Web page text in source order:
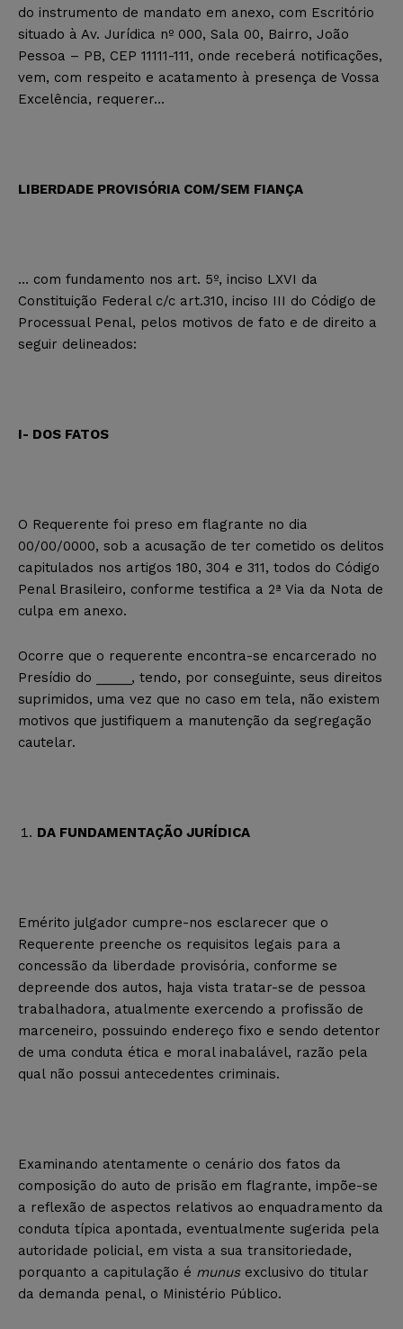
do instrumento de mandato em anexo, com Escritório
situado à Av. Jurídica nº 000, Sala 00, Bairro, João
Pessoa – PB, CEP 11111-111, onde receberá notificações,
vem, com respeito e acatamento à presença de Vossa
Excelência, requerer…
LIBERDADE PROVISÓRIA COM/SEM FIANÇA
… com fundamento nos art. 5º, inciso LXVI da
Constituição Federal c/c art.310, inciso III do Código de
Processual Penal, pelos motivos de fato e de direito a
seguir delineados:
I- DOS FATOS
O Requerente foi preso em flagrante no dia
00/00/0000, sob a acusação de ter cometido os delitos
capitulados nos artigos 180, 304 e 311, todos do Código
Penal Brasileiro, conforme testifica a 2ª Via da Nota de
culpa em anexo.
Ocorre que o requerente encontra-se encarcerado no
Presídio do _____, tendo, por conseguinte, seus direitos
suprimidos, uma vez que no caso em tela, não existem
motivos que justifiquem a manutenção da segregação
cautelar.
DA FUNDAMENTAÇÃO JURÍDICA
Emérito julgador cumpre-nos esclarecer que o
Requerente preenche os requisitos legais para a
concessão da liberdade provisória, conforme se
depreende dos autos, haja vista tratar-se de pessoa
trabalhadora, atualmente exercendo a profissão de
marceneiro, possuindo endereço fixo e sendo detentor
de uma conduta ética e moral inabalável, razão pela
qual não possui antecedentes criminais.
Examinando atentamente o cenário dos fatos da
composição do auto de prisão em flagrante, impõe-se
a reflexão de aspectos relativos ao enquadramento da
conduta típica apontada, eventualmente sugerida pela
autoridade policial, em vista a sua transitoriedade,
porquanto a capitulação é munusexclusivo do titular
da demanda penal, o Ministério Público.